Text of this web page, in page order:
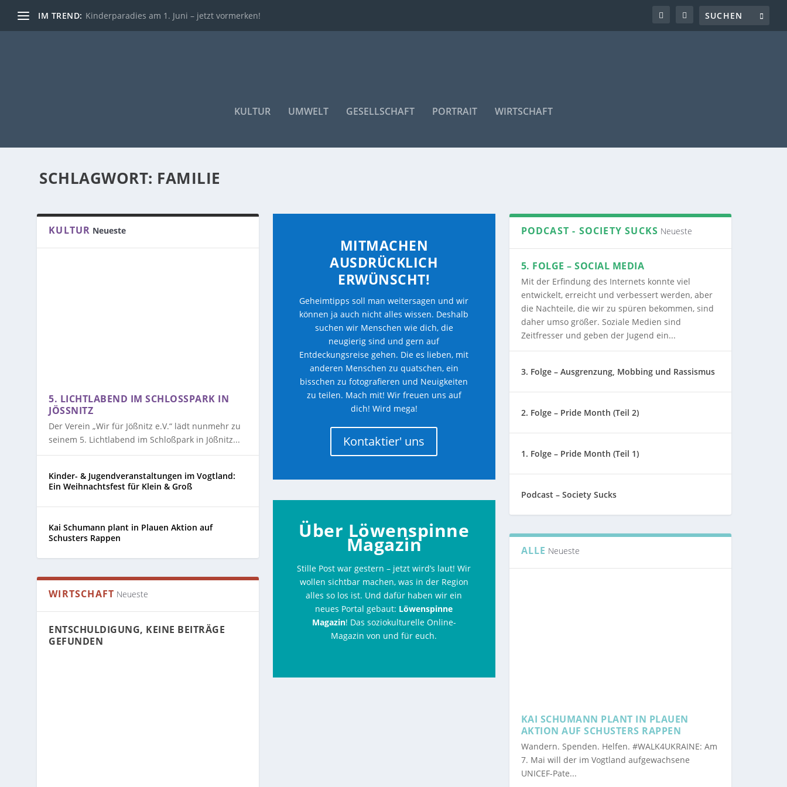
IM TREND: Kinderparadies am 1. Juni – jetzt vormerken!
KULTUR UMWELT GESELLSCHAFT PORTRAIT WIRTSCHAFT
SCHLAGWORT: FAMILIE
5. LICHTLABEND IM SCHLOSSPARK IN JÖSSNITZ
KINDER- & JUGENDVERANSTALTUNGEN IM VOGTLAND: EIN WEIHNACHTSFEST FÜR KLEIN & GROSS...
KAI SCHUMANN PLANT IN PLAUEN AKTION AUF SCHUSTERS RAPPEN
KULTUR Neueste
5. LICHTLABEND IM SCHLOSSPARK IN J
ÖSSNITZ
Der Verein „Wir für Jößnitz e.V.“ lädt nunmehr zu
seinem 5. Lichtlabend im Schloßpark in Jößnitz...
Kinder- & Jugendveranstaltungen im Vogtland:
Ein Weihnachtsfest für Klein & Groß
Kai Schumann plant in Plauen Aktion auf
Schusters Rappen
WIRTSCHAFT Neueste
ENTSCHULDIGUNG, KEINE BEITRÄGE
GEFUNDEN
MITMACHEN
AUSDRÜCKLICH
ERWÜNSCHT!
Geheimtipps soll man weitersagen und wir
können ja auch nicht alles wissen. Deshalb
suchen wir Menschen wie dich, die
neugierig sind und gern auf
Entdeckungsreise gehen. Die es lieben, mit
anderen Menschen zu quatschen, ein
bisschen zu fotografieren und Neuigkeiten
zu teilen. Mach mit! Wir freuen uns auf
dich! Wird mega!
Kontaktier' uns
Über Löwenspinne
Magazin
Stille Post war gestern – jetzt wird’s laut! Wir
wollen sichtbar machen, was in der Region
alles so los ist. Und dafür haben wir ein
neues Portal gebaut: Löwenspinne
Magazin! Das soziokulturelle Online-
Magazin von und für euch.
PODCAST - SOCIETY SUCKS Neueste
5. FOLGE – SOCIAL MEDIA
Mit der Erfindung des Internets konnte viel
entwickelt, erreicht und verbessert werden, aber
die Nachteile, die wir zu spüren bekommen, sind
daher umso größer. Soziale Medien sind
Zeitfresser und geben der Jugend ein...
3. Folge – Ausgrenzung, Mobbing und Rassismus
2. Folge – Pride Month (Teil 2)
1. Folge – Pride Month (Teil 1)
Podcast – Society Sucks
ALLE Neueste
KAI SCHUMANN PLANT IN PLAUEN
AKTION AUF SCHUSTERS RAPPEN
Wandern. Spenden. Helfen. #WALK4UKRAINE: Am
7. Mai will der im Vogtland aufgewachsene
UNICEF-Pate...